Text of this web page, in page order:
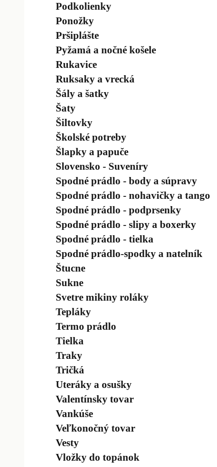
Podkolienky
Ponožky
Pršiplášte
Pyžamá a nočné košele
Rukavice
Ruksaky a vrecká
Šály a šatky
Šaty
Šiltovky
Školské potreby
Šlapky a papuče
Slovensko - Suveníry
Spodné prádlo - body a súpravy
Spodné prádlo - nohavičky a tango
Spodné prádlo - podprsenky
Spodné prádlo - slipy a boxerky
Spodné prádlo - tielka
Spodné prádlo-spodky a natelník
Štucne
Sukne
Svetre mikiny roláky
Tepláky
Termo prádlo
Tielka
Traky
Tričká
Uteráky a osušky
Valentínsky tovar
Vankúše
Veľkonočný tovar
Vesty
Vložky do topánok